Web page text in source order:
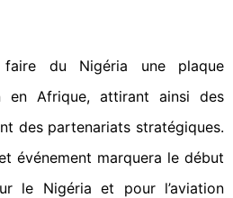
du Nigéria une plaque
en Afrique, attirant ainsi des
des partenariats stratégiques.
événement marquera le début
le Nigéria et pour l’aviation